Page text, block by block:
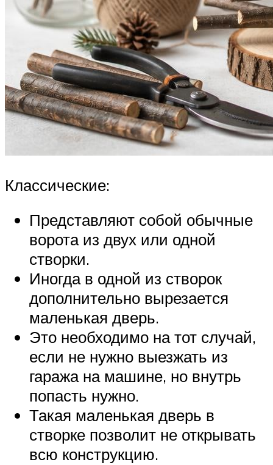
Классические:
Представляют собой обычные
ворота из двух или одной
створки.
Иногда в одной из створок
дополнительно вырезается
маленькая дверь.
Это необходимо на тот случай,
если не нужно выезжать из
гаража на машине, но внутрь
попасть нужно.
Такая маленькая дверь в
створке позволит не открывать
всю конструкцию.